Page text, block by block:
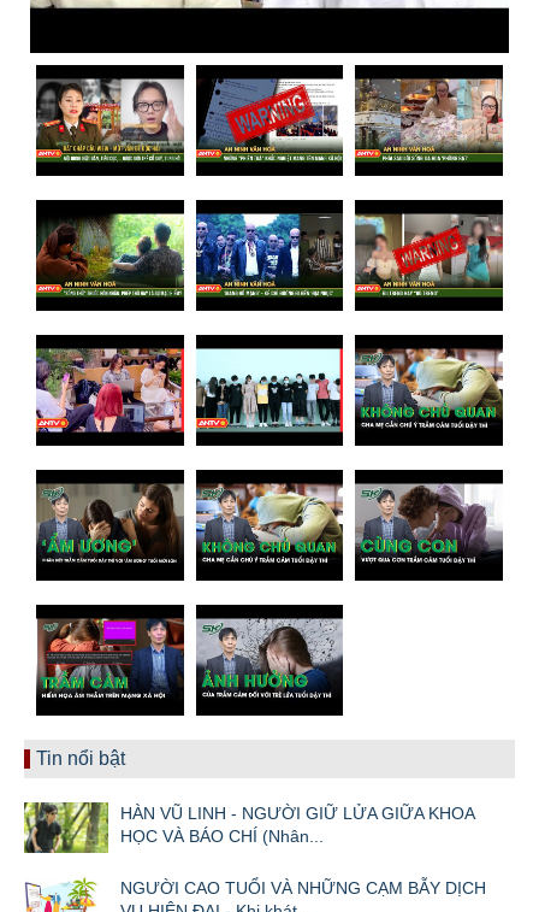
Tin nổi bật
HÀN VŨ LINH - NGƯỜI GIỮ LỬA GIỮA KHOA
HỌC VÀ BÁO CHÍ (Nhân...
NGƯỜI CAO TUỔI VÀ NHỮNG CẠM BẪY DỊCH